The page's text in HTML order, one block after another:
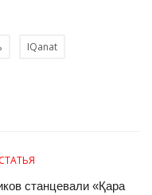
IQanat
станцевали «Қара